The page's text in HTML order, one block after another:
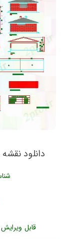
دانلود نقشه باشگاه
قابل